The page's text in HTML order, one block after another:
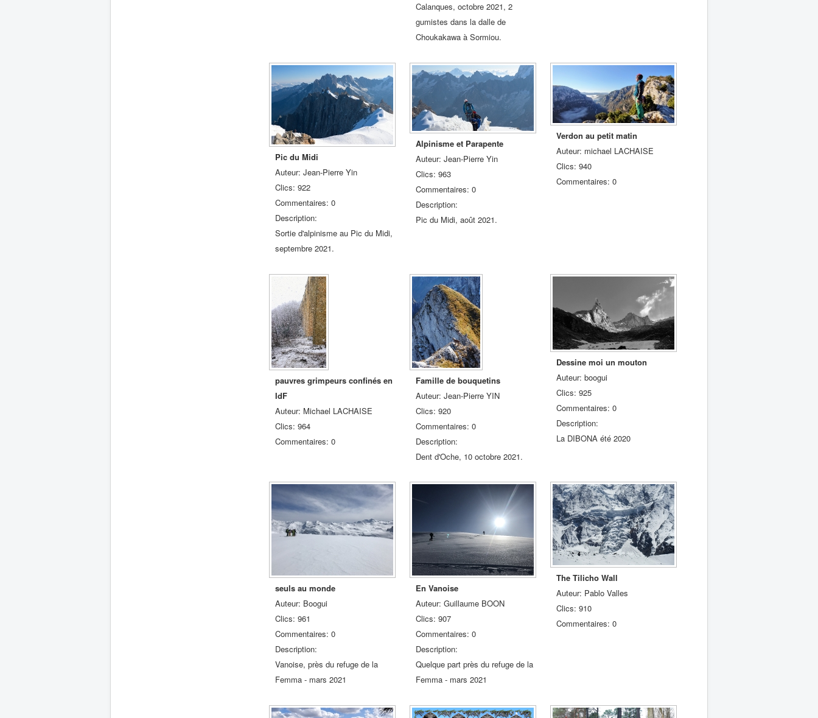
Calanques, octobre 2021, 2
gumistes dans la dalle de
Choukakawa à Sormiou.
Pic du Midi
Auteur: Jean-Pierre Yin
Clics: 922
Commentaires: 0
Description:
Sortie d'alpinisme au Pic du Midi,
septembre 2021.
Alpinisme et Parapente
Auteur: Jean-Pierre Yin
Clics: 963
Commentaires: 0
Description:
Pic du Midi, août 2021.
Verdon au petit matin
Auteur: michael LACHAISE
Clics: 940
Commentaires: 0
pauvres grimpeurs confinés en
IdF
Auteur: Michael LACHAISE
Clics: 964
Commentaires: 0
Famille de bouquetins
Auteur: Jean-Pierre YIN
Clics: 920
Commentaires: 0
Description:
Dent d'Oche, 10 octobre 2021.
Dessine moi un mouton
Auteur: boogui
Clics: 925
Commentaires: 0
Description:
La DIBONA été 2020
seuls au monde
Auteur: Boogui
Clics: 961
Commentaires: 0
Description:
Vanoise, près du refuge de la
Femma - mars 2021
En Vanoise
Auteur: Guillaume BOON
Clics: 907
Commentaires: 0
Description:
Quelque part près du refuge de la
Femma - mars 2021
The Tilicho Wall
Auteur: Pablo Valles
Clics: 910
Commentaires: 0